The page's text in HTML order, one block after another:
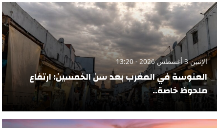
الإثنين 3 أغسطس 2026 - 13:20
العنوسة في المغرب بعد سن الخمسين: ارتفاع
ملحوظ خاصة..